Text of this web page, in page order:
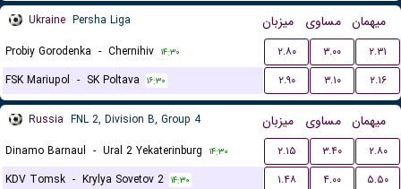
Ukraine Persha Liga میزبان مساوی میهمان
Probiy Gorodenka - Chernihiv ۱۴:۳۰ ۲.۸۰ ۳.۰۰
۲.۳۱
FSK Mariupol - SK Poltava ۱۶:۳۰ ۲.۹۰ ۳.۱۰ ۲.۱۶
Russia FNL 2, Division B, Group 4 میزبان مساوی میهمان
Dinamo Barnaul - Ural 2 Yekaterinburg ۱۴:۳۰ ۲.۱۵ ۳.۴۰
۲.۸۰
KDV Tomsk - Krylya Sovetov 2 ۱۴:۳۰ ۱.۴۸ ۴.۰۰
۵.۵۰